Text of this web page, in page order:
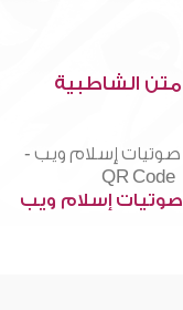
الشاطبية
إسلام ويب